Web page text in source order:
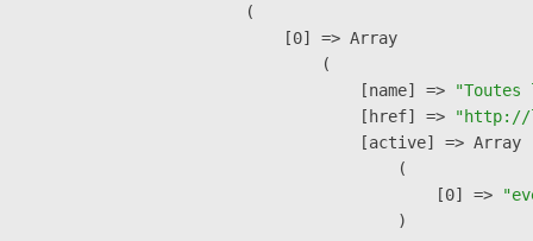
(
    [0] => Array
        (
            [name] =>
            [href] =>
"http://
            [active] => Array
                (
                    [0] =>
                )